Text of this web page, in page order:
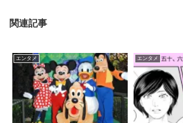
関連記事
エンタメ エンタメ